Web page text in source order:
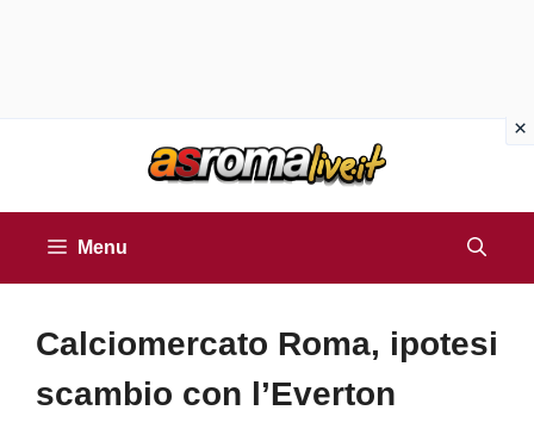
Menu
Calciomercato Roma, ipotesi
scambio con l’Everton